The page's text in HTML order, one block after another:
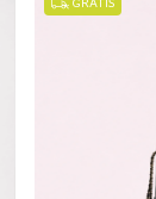
GRÁTIS